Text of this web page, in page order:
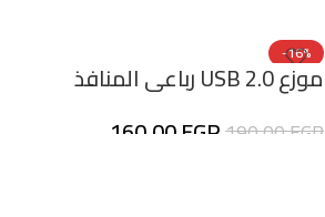
-16%
جديد
موزع USB 2.0 رباعي المنافذ
الكمبيوتر المحمولة
190,00EGP
160,00EGP